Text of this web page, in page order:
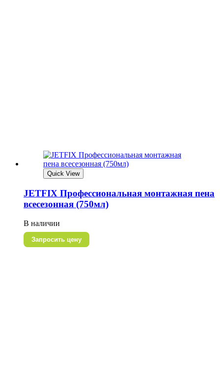
Quick View
JETFIX Профессиональная монтажная пена
всесезонная (750мл)
В наличии
Запросить цену